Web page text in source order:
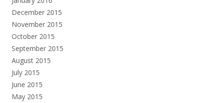
December 2015
November 2015
October 2015
September 2015
August 2015
July 2015
June 2015
May 2015